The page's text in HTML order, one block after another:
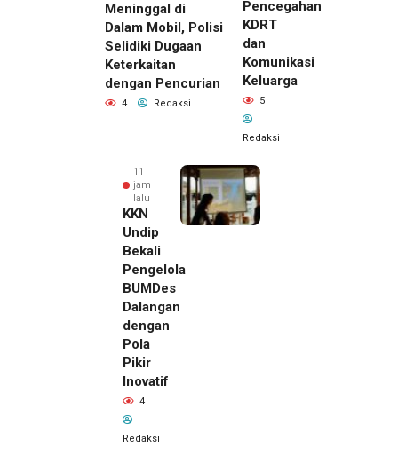
Meninggal di
Dalam Mobil, Polisi
Selidiki Dugaan
Keterkaitan
dengan Pencurian
4 Redaksi
Pencegahan
KDRT
dan
Komunikasi
Keluarga
5
Redaksi
11
jam
lalu
KKN
Undip
Bekali
Pengelola
BUMDes
Dalangan
dengan
Pola
Pikir
Inovatif
4
Redaksi
Pemilik
Royal
Phone